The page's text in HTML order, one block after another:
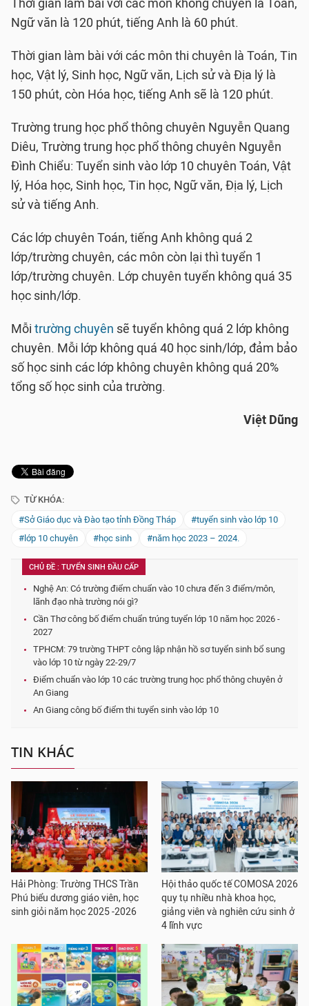
Thời gian làm bài với các môn không chuyên là Toán,
Ngữ văn là 120 phút, tiếng Anh là 60 phút.
Thời gian làm bài với các môn thi chuyên là Toán, Tin
học, Vật lý, Sinh học, Ngữ văn, Lịch sử và Địa lý là
150 phút, còn Hóa học, tiếng Anh sẽ là 120 phút.
Trường trung học phổ thông chuyên Nguyễn Quang
Diêu, Trường trung học phổ thông chuyên Nguyễn
Đình Chiểu: Tuyển sinh vào lớp 10 chuyên Toán, Vật
lý, Hóa học, Sinh học, Tin học, Ngữ văn, Địa lý, Lịch
sử và tiếng Anh.
Các lớp chuyên Toán, tiếng Anh không quá 2
lớp/trường chuyên, các môn còn lại thì tuyển 1
lớp/trường chuyên. Lớp chuyên tuyển không quá 35
học sinh/lớp.
Mỗi trường chuyên sẽ tuyển không quá 2 lớp không
chuyên. Mỗi lớp không quá 40 học sinh/lớp, đảm bảo
số học sinh các lớp không chuyên không quá 20%
tổng số học sinh của trường.
Việt Dũng
TỪ KHÓA:
#Sở Giáo dục và Đào tạo tỉnh Đồng Tháp
#tuyển sinh vào lớp 10
#lớp 10 chuyên
#học sinh #năm học 2023 – 2024.
CHỦ ĐỀ : TUYỂN SINH ĐẦU CẤP
Nghệ An: Có trường điểm chuẩn vào 10 chưa đến 3 điểm/môn,
lãnh đạo nhà trường nói gì?
Cần Thơ công bố điểm chuẩn trúng tuyển lớp 10 năm học 2026 -
2027
TPHCM: 79 trường THPT công lập nhận hồ sơ tuyển sinh bổ sung
vào lớp 10 từ ngày 22-29/7
Điểm chuẩn vào lớp 10 các trường trung học phổ thông chuyên ở
An Giang
An Giang công bố điểm thi tuyển sinh vào lớp 10
TIN KHÁC
Hải Phòng: Trường THCS Trần
Phú biểu dương giáo viên, học
sinh giỏi năm học 2025 -2026
Hội thảo quốc tế COMOSA 2026
quy tụ nhiều nhà khoa học,
giảng viên và nghiên cứu sinh ở
4 lĩnh vực